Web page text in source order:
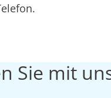
Sie mit